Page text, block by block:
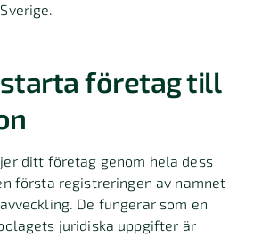
företag till
ditt företag genom hela dess
första registreringen av namnet
De fungerar som en
juridiska uppgifter är